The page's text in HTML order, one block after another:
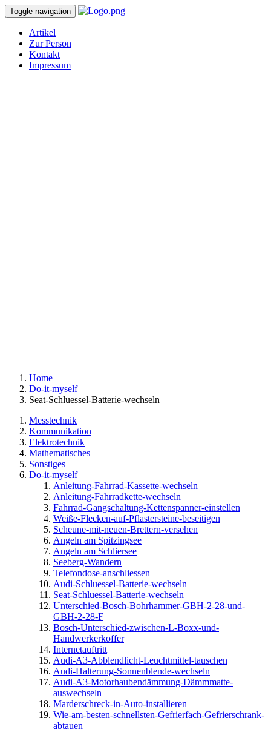
Toggle navigation
Artikel
Zur Person
Kontakt
Impressum
Home
Do-it-myself
Seat-Schluessel-Batterie-wechseln
Messtechnik
Kommunikation
Elektrotechnik
Mathematisches
Sonstiges
Do-it-myself
Anleitung-Fahrrad-Kassette-wechseln
Anleitung-Fahrradkette-wechseln
Fahrrad-Gangschaltung-Kettenspanner-einstellen
Weiße-Flecken-auf-Pflastersteine-beseitigen
Scheune-mit-neuen-Brettern-versehen
Angeln am Spitzingsee
Angeln am Schliersee
Seeberg-Wandern
Telefondose-anschliessen
Audi-Schluessel-Batterie-wechseln
Seat-Schluessel-Batterie-wechseln
Unterschied-Bosch-Bohrhammer-GBH-2-28-und-
GBH-2-28-F
Bosch-Unterschied-zwischen-L-Boxx-und-
Handwerkerkoffer
Internetauftritt
Audi-A3-Abblendlicht-Leuchtmittel-tauschen
Audi-Halterung-Sonnenblende-wechseln
Audi-A3-Motorhaubendämmung-Dämmmatte-
auswechseln
Marderschreck-in-Auto-installieren
Wie-am-besten-schnellsten-Gefrierfach-Gefrierschrank-
abtauen